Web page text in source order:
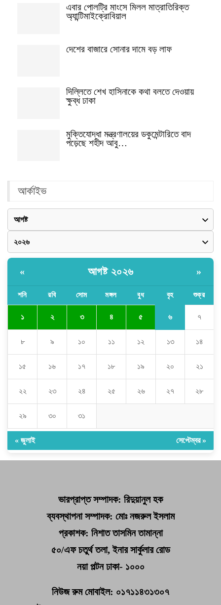
এবার পোলট্রি মাংসে মিলল মাত্রাতিরিক্ত
অ্যান্টিমাইক্রোবিয়াল
দেশের বাজারে সোনার দামে বড় লাফ
দিল্লিতে শেখ হাসিনাকে কথা বলতে দেওয়ায়
ক্ষুব্ধ ঢাকা
মুক্তিযোদ্ধা মন্ত্রণালয়ের ডকুমেন্টারিতে বাদ
পড়েছে শহীদ আবু…
আর্কাইভ
« আগষ্ট ২০২৬ »
শনি রবি সোম মঙ্গল বুধ বৃহ শুক্র
১ ২ ৩ ৪ ৫ ৬ ৭
৮ ৯ ১০ ১১ ১২ ১৩ ১৪
১৫ ১৬ ১৭ ১৮ ১৯ ২০ ২১
২২ ২৩ ২৪ ২৫ ২৬ ২৭ ২৮
২৯ ৩০ ৩১
« জুলাই সেপ্টেম্বর »
ভারপ্রাপ্ত সম্পাদক: রিদুয়ানুল হক
ব্যবস্থাপনা সম্পাদক: মোঃ নজরুল ইসলাম
প্রকাশক: নিশাত তাসমিন তামান্না
৫০/এফ চতুর্থ তলা, ইনার সার্কুলার রোড
নয়া পল্টন ঢাকা- ১০০০
নিউজ রুম মোবাইল: ০১৭১১৪৩১৩০৭